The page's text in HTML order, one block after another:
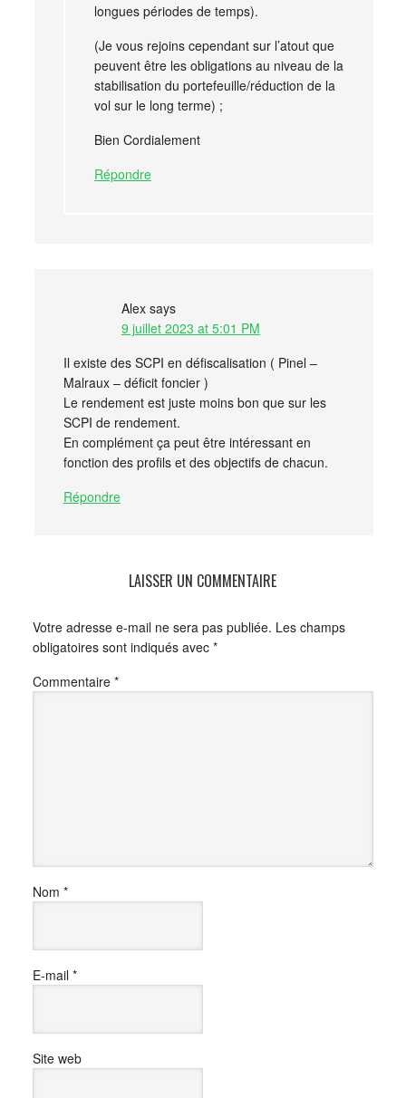
longues périodes de temps).
(Je vous rejoins cependant sur l’atout que
peuvent être les obligations au niveau de la
stabilisation du portefeuille/réduction de la
vol sur le long terme) ;
Bien Cordialement
Répondre
Alex says
9 juillet 2023 at 5:01 PM
Il existe des SCPI en défiscalisation ( Pinel –
Malraux – déficit foncier )
Le rendement est juste moins bon que sur les
SCPI de rendement.
En complément ça peut être intéressant en
fonction des profils et des objectifs de chacun.
Répondre
LAISSER UN COMMENTAIRE
Votre adresse e-mail ne sera pas publiée. Les champs
obligatoires sont indiqués avec *
Commentaire *
Nom *
E-mail *
Site web